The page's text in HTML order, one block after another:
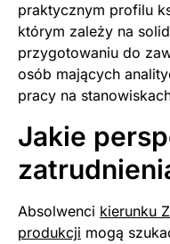
praktycznym profilu
którym zależy na
przygotowaniu do
osób mających
pracy na
Jakie
Absolwenci kierunku
produkcji mogą